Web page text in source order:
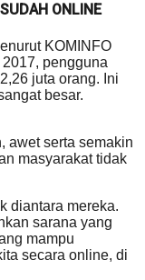
ONLINE
KOMINFO
pengguna
juta orang. Ini
besar.
awet serta semakin
masyarakat tidak
diantara mereka.
sarana yang
mampu
secara online, di